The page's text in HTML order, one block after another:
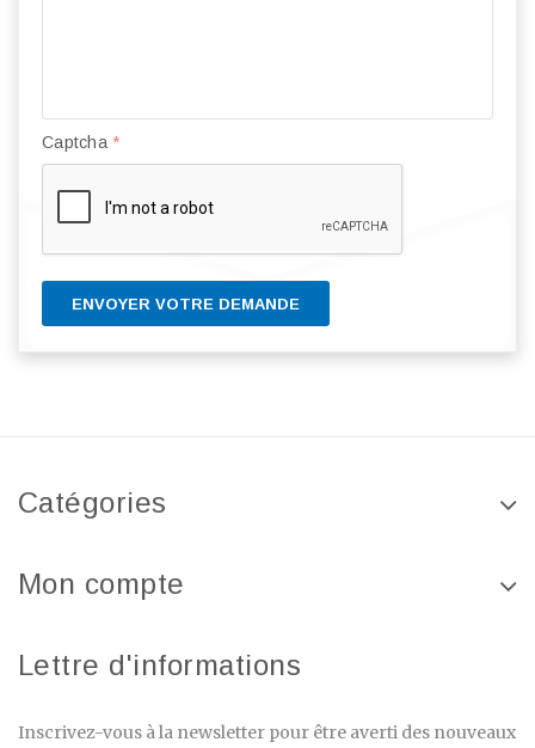
Captcha *
ENVOYER VOTRE DEMANDE
Catégories
Mon compte
Lettre d'informations
Inscrivez-vous à la newsletter pour être averti des nouveaux